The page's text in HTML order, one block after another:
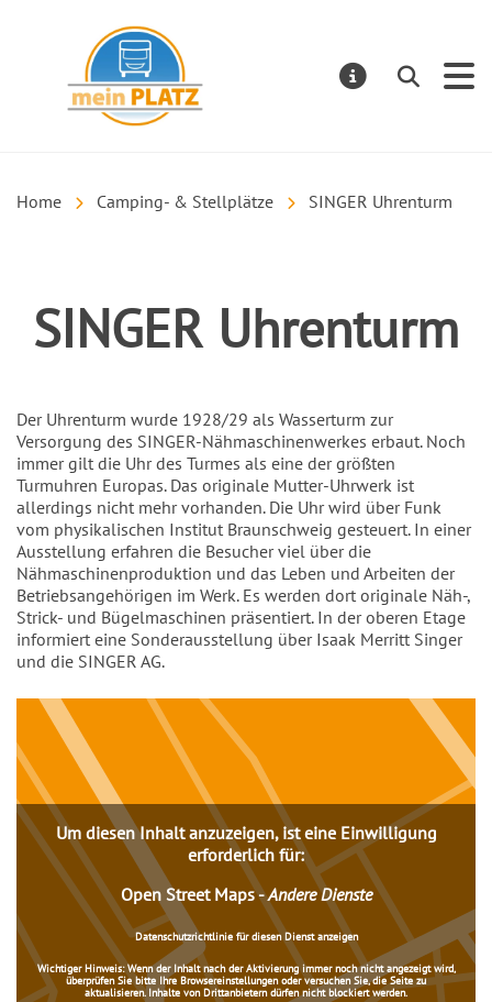
Suchen
Home Camping- & Stellplätze SINGER Uhrenturm
SINGER Uhrenturm
Einleitung
Der Uhrenturm wurde 1928/29 als Wasserturm zur
Versorgung des SINGER-Nähmaschinenwerkes erbaut. Noch
immer gilt die Uhr des Turmes als eine der größten
Turmuhren Europas. Das originale Mutter-Uhrwerk ist
allerdings nicht mehr vorhanden. Die Uhr wird über Funk
vom physikalischen Institut Braunschweig gesteuert. In einer
Ausstellung erfahren die Besucher viel über die
Nähmaschinenproduktion und das Leben und Arbeiten der
Betriebsangehörigen im Werk. Es werden dort originale Näh-,
Strick- und Bügelmaschinen präsentiert. In der oberen Etage
informiert eine Sonderausstellung über Isaak Merritt Singer
und die SINGER AG.
Inhalt
Um diesen Inhalt anzuzeigen, ist eine Einwilligung
erforderlich für:
Open Street Maps-Andere Dienste
Datenschutzrichtlinie für diesen Dienst anzeigen
Wichtiger Hinweis:Wenn der Inhalt nach der Aktivierung immer noch nicht angezeigt wird,
überprüfen Sie bitte Ihre Browsereinstellungen oder versuchen Sie, die Seite zu
aktualisieren. Inhalte von Drittanbietern dürfen nicht blockiert werden.